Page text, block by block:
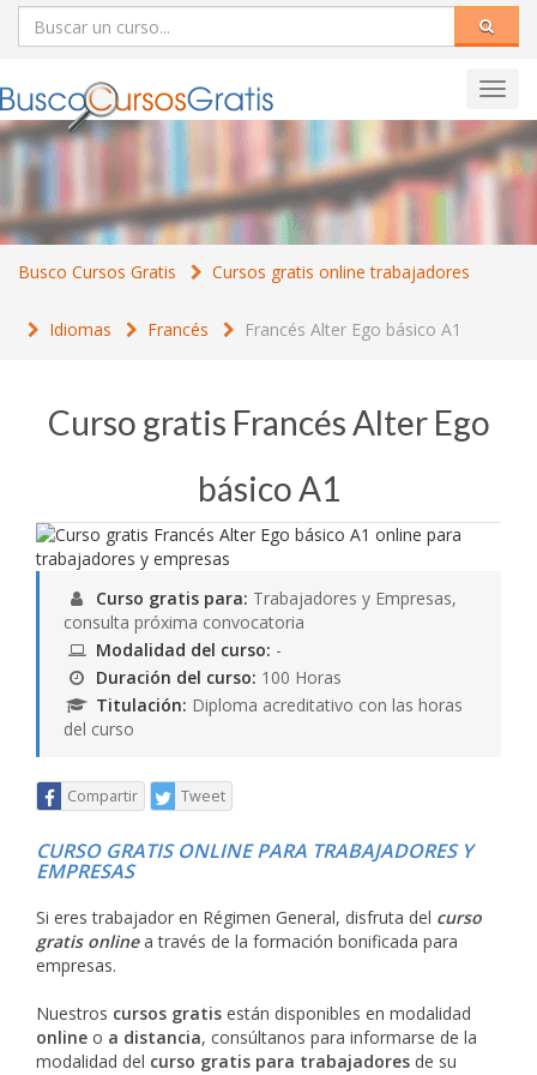
Busco Cursos Gratis Cursos gratis online trabajadores
Idiomas Francés Francés Alter Ego básico A1
Curso gratis Francés Alter Ego
básico A1
Curso gratis para: Trabajadores y Empresas,
consulta próxima convocatoria
Modalidad del curso: -
Duración del curso: 100 Horas
Titulación: Diploma acreditativo con las horas
del curso
Compartir Tweet
CURSO GRATIS ONLINE PARA TRABAJADORES Y
EMPRESAS
Si eres trabajador en Régimen General, disfruta del curso
gratis onlinea través de la formación bonificada para
empresas.
Nuestros cursos gratis están disponibles en modalidad
online o a distancia, consúltanos para informarse de la
modalidad del curso gratis para trabajadores de su